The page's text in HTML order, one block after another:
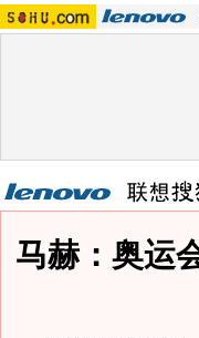
马赫：奥运